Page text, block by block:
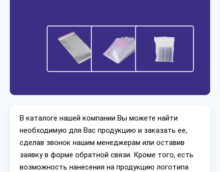
В каталоге нашей компании Вы можете найти
необходимую для Вас продукцию и заказать ее,
сделав звонок нашим менеджерам или оставив
заявку в форме обратной связи. Кроме того, есть
возможность нанесения на продукцию логотипа